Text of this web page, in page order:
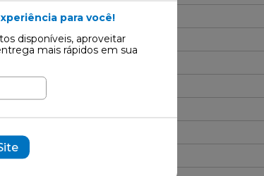
para você!
disponíveis, aproveitar
mais rápidos em sua